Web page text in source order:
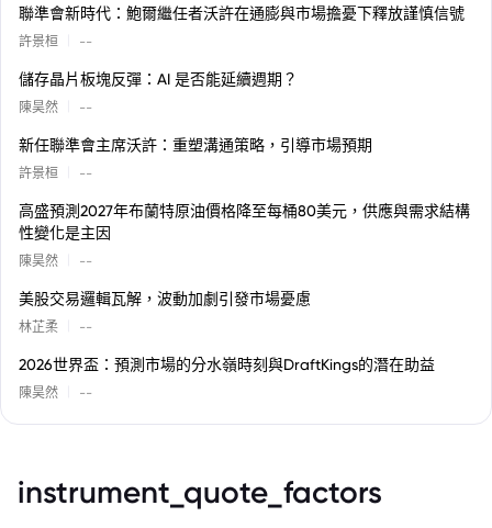
聯準會新時代：鮑爾繼任者沃許在通膨與市場擔憂下釋放謹慎信號
許景桓 --
儲存晶片板塊反彈：AI 是否能延續週期？
陳昊然 --
新任聯準會主席沃許：重塑溝通策略，引導市場預期
許景桓 --
高盛預測2027年布蘭特原油價格降至每桶80美元，供應與需求結構
性變化是主因
陳昊然 --
美股交易邏輯瓦解，波動加劇引發市場憂慮
林芷柔 --
2026世界盃：預測市場的分水嶺時刻與DraftKings的潛在助益
陳昊然 --
instrument_quote_factors